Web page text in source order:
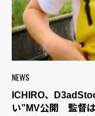
NEWS
ICHIRO、
い”MV公開 監督